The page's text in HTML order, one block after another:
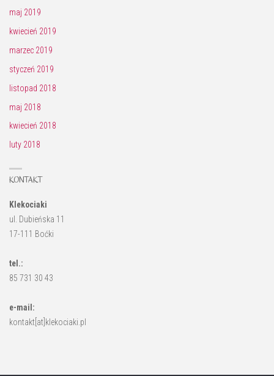
maj 2019
kwiecień 2019
marzec 2019
styczeń 2019
listopad 2018
maj 2018
kwiecień 2018
luty 2018
KONTAKT
Klekociaki
ul. Dubieńska 11
17-111 Boćki
tel.:
85 731 30 43
e-mail:
kontakt[at]klekociaki.pl